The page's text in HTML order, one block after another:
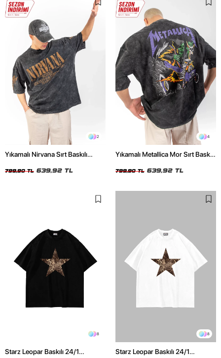
2
Yıkamalı Nirvana Sırt Baskılı
799,90 TL 639,92 TL
4
Yıkamalı Metallica Mor Sırt Baskılı
799,90 TL 639,92 TL
8
Starz Leopar Baskılı 24/1
8
Starz Leopar Baskılı 24/1